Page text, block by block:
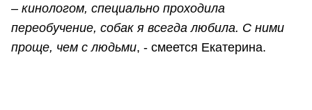
– кинологом, специально проходила
переобучение, собак я всегда любила. С ними
проще, чем с людьми, - смеется Екатерина.